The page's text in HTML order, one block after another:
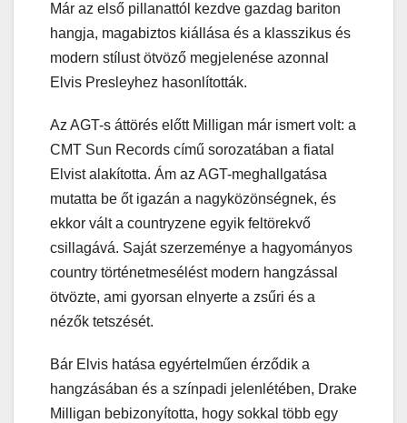
Már az első pillanattól kezdve gazdag bariton
hangja, magabiztos kiállása és a klasszikus és
modern stílust ötvöző megjelenése azonnal
Elvis Presleyhez hasonlították.
Az AGT-s áttörés előtt Milligan már ismert volt: a
CMT Sun Records című sorozatában a fiatal
Elvist alakította. Ám az AGT-meghallgatása
mutatta be őt igazán a nagyközönségnek, és
ekkor vált a countryzene egyik feltörekvő
csillagává. Saját szerzeménye a hagyományos
country történetmesélést modern hangzással
ötvözte, ami gyorsan elnyerte a zsűri és a
nézők tetszését.
Bár Elvis hatása egyértelműen érződik a
hangzásában és a színpadi jelenlétében, Drake
Milligan bebizonyította, hogy sokkal több egy